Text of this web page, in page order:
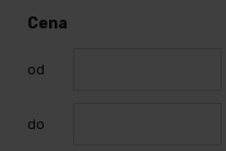
Cena
od
do